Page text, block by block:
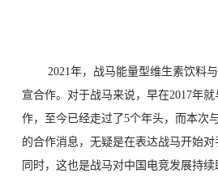
2021年，战马能量型维生素饮料
宣合作。对于战马来说，早在2017年
作，至今已经走过了5个年头，而本次
的合作消息，无疑是在表达战马开始对
同时，这也是战马对中国电竞发展持续